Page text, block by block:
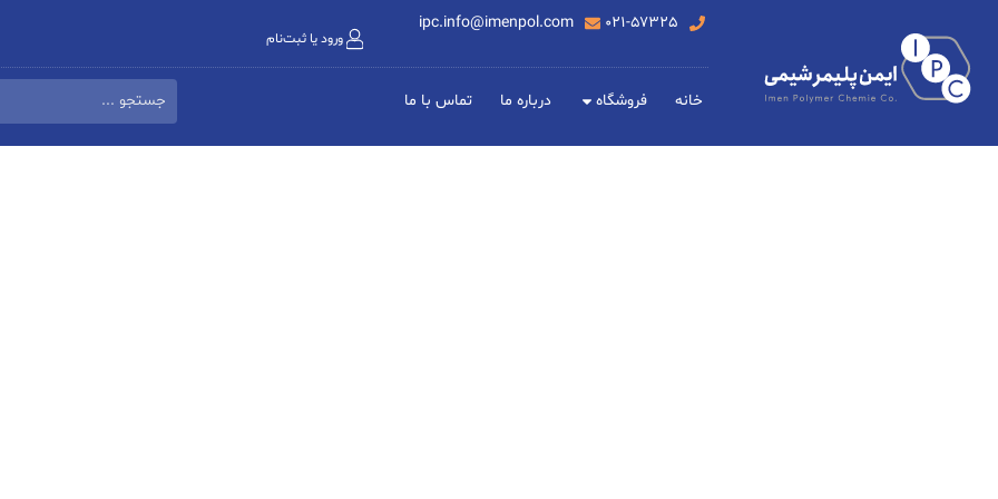
۰۲۱-۵۷۳۲۵ ipc.info@imenpol.com
ورود یا ثبت‌نام
خانه فروشگاه درباره ما تماس با ما